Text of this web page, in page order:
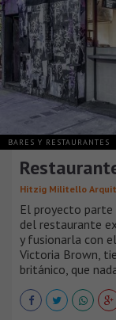
BARES Y RESTAURANTES
Hitzig Militello
El proyecto parte
del restaurante
y fusionarla con
Victoria Brown,
británico, que